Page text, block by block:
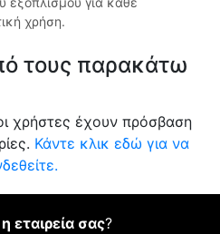
χρήση.
τους παρακάτω
χρήστες έχουν πρόσβαση
Κάντε κλικ εδώ για να
εταιρεία σας?